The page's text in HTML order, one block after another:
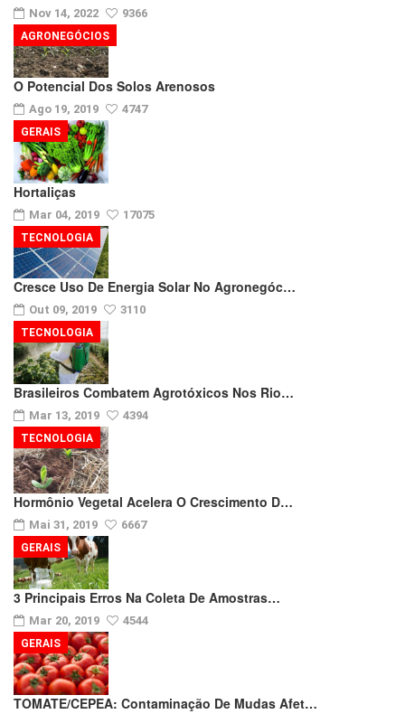
Nov 14, 2022 9366
O Potencial Dos Solos Arenosos
Ago 19, 2019 4747
AGRONEGÓCIOS
Hortaliças
Mar 04, 2019 17075
GERAIS
Cresce Uso De Energia Solar No Agronegóc…
Out 09, 2019 3110
TECNOLOGIA
Brasileiros Combatem Agrotóxicos Nos Rio…
Mar 13, 2019 4394
TECNOLOGIA
Hormônio Vegetal Acelera O Crescimento D…
Mai 31, 2019 6667
TECNOLOGIA
3 Principais Erros Na Coleta De Amostras…
Mar 20, 2019 4544
GERAIS
TOMATE/CEPEA: Contaminação De Mudas Afet…
GERAIS